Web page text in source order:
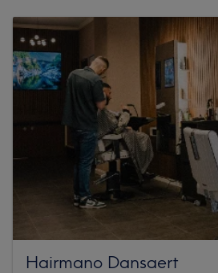
Hairmano Dansaert